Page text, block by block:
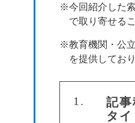
※今回紹介した
で取り寄せる
※教育機関・公
を提供してお
1.
記事
タ